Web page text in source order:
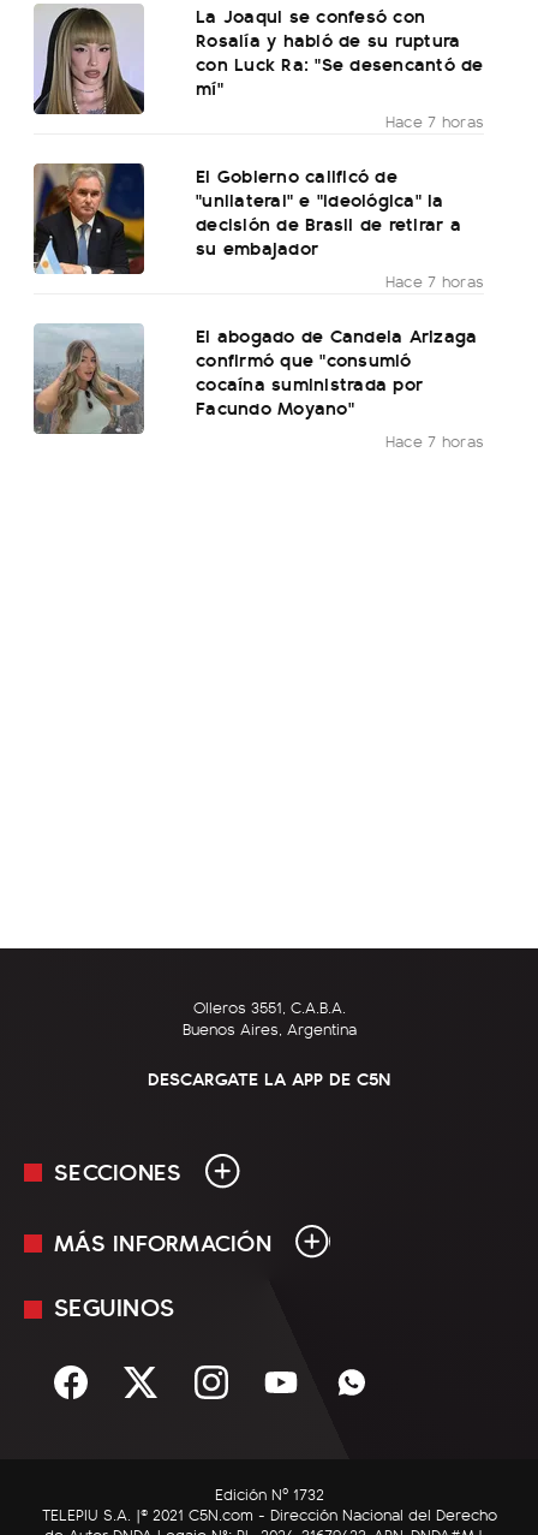
La Joaqui se confesó con
Rosalía y habló de su ruptura
con Luck Ra: "Se desencantó de
mí"
Hace 7 horas
El Gobierno calificó de
"unilateral" e "ideológica" la
decisión de Brasil de retirar a
su embajador
Hace 7 horas
El abogado de Candela Arizaga
confirmó que "consumió
cocaína suministrada por
Facundo Moyano"
Hace 7 horas
Olleros 3551, C.A.B.A.
Buenos Aires, Argentina
DESCARGATE LA APP DE C5N
SECCIONES
En Vivo
Sociedad
C5N Autos
MÁS INFORMACIÓN
Mediakit
Términos y condiciones
SEGUINOS
Edición Nº 1732
TELEPIU S.A. |© 2021 C5N.com - Dirección Nacional del Derecho